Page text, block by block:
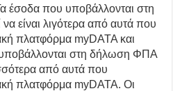
έσοδα που υποβάλλονται στη
είναι λιγότερα από αυτά που
πλατφόρμα myDATA και
υποβάλλονται στη δήλωση ΦΠΑ
από αυτά που
πλατφόρμα myDATA. Οι